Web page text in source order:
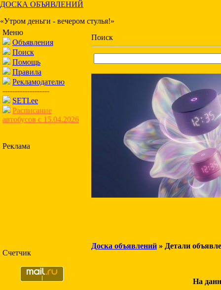
ДОСКА ОБЪЯВЛЕНИЙ
«Утром деньги - вечером стулья!»
Меню
Объявления
Поиск
Помощь
Правила
Рекламодателю
-------------------
SETI.ee
Расписание
автобусов с 15.04.2026
Реклама
Счетчик
Поиск
Доска объявлений » Детали
На